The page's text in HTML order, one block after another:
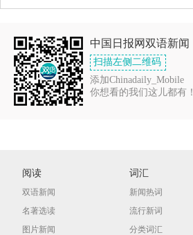
中国日报网双语新闻
扫描左侧二维码
添加Chinadaily_Mobile
你想看的我们这儿都有！
阅读
双语新闻
名著选读
图片新闻
词汇
新闻热词
流行新词
分类词汇